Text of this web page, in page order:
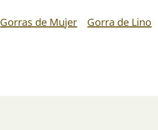
Gorras de Mujer Gorra de Lino